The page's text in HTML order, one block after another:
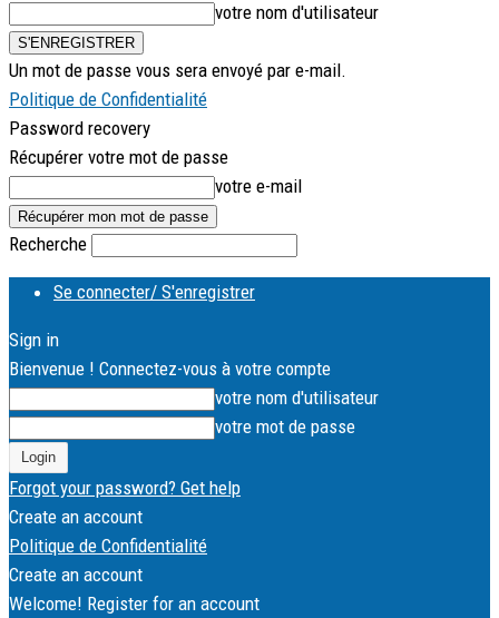
votre nom d'utilisateur
Un mot de passe vous sera envoyé par e-mail.
Politique de Confidentialité
Password recovery
Récupérer votre mot de passe
votre e-mail
Recherche
Se connecter/ S'enregistrer
Sign in
Bienvenue ! Connectez-vous à votre compte
votre nom d'utilisateur
votre mot de passe
Forgot your password? Get help
Create an account
Politique de Confidentialité
Create an account
Welcome! Register for an account